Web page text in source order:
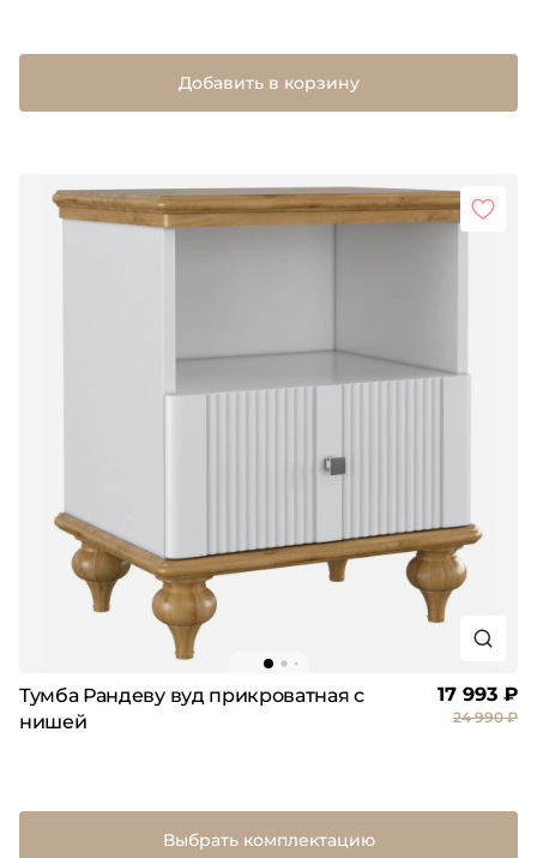
Добавить в корзину
Тумба Рандеву вуд прикроватная с
нишей
17 993 ₽
24 990 ₽
Выбрать комплектацию